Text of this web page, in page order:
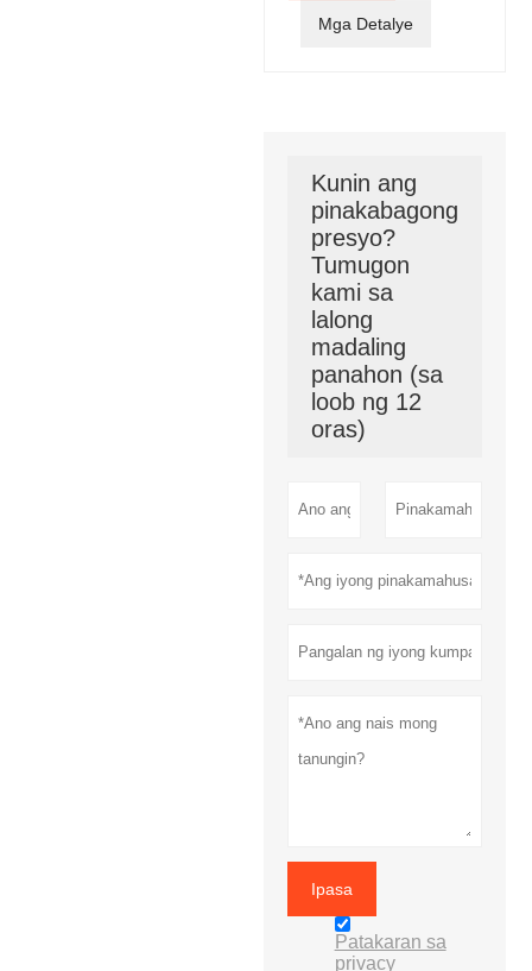
Mga Detalye
Kunin ang
pinakabagong
presyo?
Tumugon
kami sa
lalong
madaling
panahon (sa
loob ng 12
oras)
Ipasa
Patakaran sa
privacy